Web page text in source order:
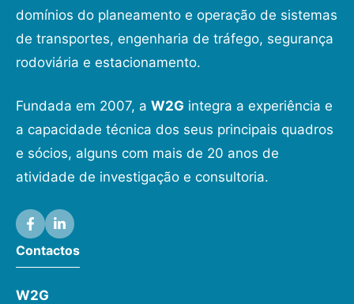
domínios do planeamento e operação de sistemas
de transportes, engenharia de tráfego, segurança
rodoviária e estacionamento.
Fundada em 2007, a W2G integra a experiência e
a capacidade técnica dos seus principais quadros
e sócios, alguns com mais de 20 anos de
atividade de investigação e consultoria.
Contactos
W2G